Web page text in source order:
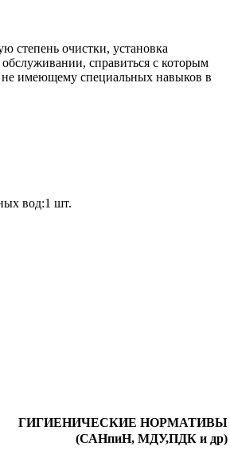
степень очистки, установка
обслуживании, справиться с которым
не имеющему специальных навыков в
вод:1 шт.
ГИГИЕНИЧЕСКИЕ НОРМАТИВЫ
(САНпиН, МДУ,ПДК и др)